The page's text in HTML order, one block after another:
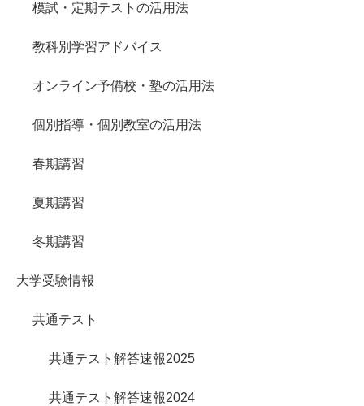
模試・定期テストの活用法
教科別学習アドバイス
オンライン予備校・塾の活用法
個別指導・個別教室の活用法
春期講習
夏期講習
冬期講習
大学受験情報
共通テスト
共通テスト解答速報2025
共通テスト解答速報2024